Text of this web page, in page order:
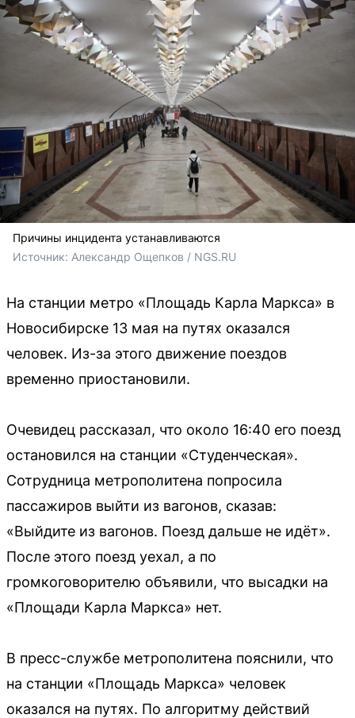
Причины инцидента устанавливаются
Источник: Александр Ощепков / NGS.RU
На станции метро «Площадь Карла Маркса» в
Новосибирске 13 мая на путях оказался
человек. Из-за этого движение поездов
временно приостановили.
Очевидец рассказал, что около 16:40 его поезд
остановился на станции «Студенческая».
Сотрудница метрополитена попросила
пассажиров выйти из вагонов, сказав:
«Выйдите из вагонов. Поезд дальше не идёт».
После этого поезд уехал, а по
громкоговорителю объявили, что высадки на
«Площади Карла Маркса» нет.
В пресс-службе метрополитена пояснили, что
на станции «Площадь Маркса» человек
оказался на путях. По алгоритму действий